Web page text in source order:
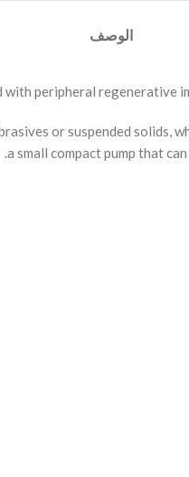
الوصف
with peripheral regenerative
or suspended solids,
a small compact pump that